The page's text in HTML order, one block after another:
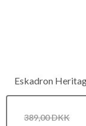
Eskadron
389,00 DKK